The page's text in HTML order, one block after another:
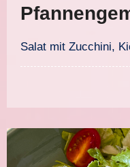
Salat mit Zucchini,